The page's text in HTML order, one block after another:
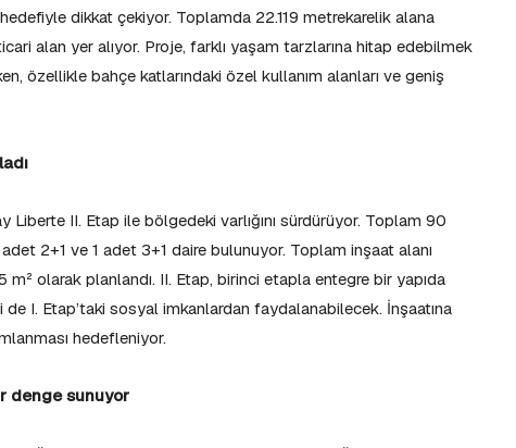
dikkat çekiyor. Toplamda 22.119 metrekarelik alana
alan yer alıyor. Proje, farklı yaşam tarzlarına hitap edebilmek
özellikle bahçe katlarındaki özel kullanım alanları ve geniş
Liberte II. Etap ile bölgedeki varlığını sürdürüyor. Toplam 90
2+1 ve 1 adet 3+1 daire bulunuyor. Toplam inşaat alanı
m² olarak planlandı. II. Etap, birinci etapla entegre bir yapıda
I. Etap’taki sosyal imkanlardan faydalanabilecek. İnşaatına
hedefleniyor.
denge sunuyor